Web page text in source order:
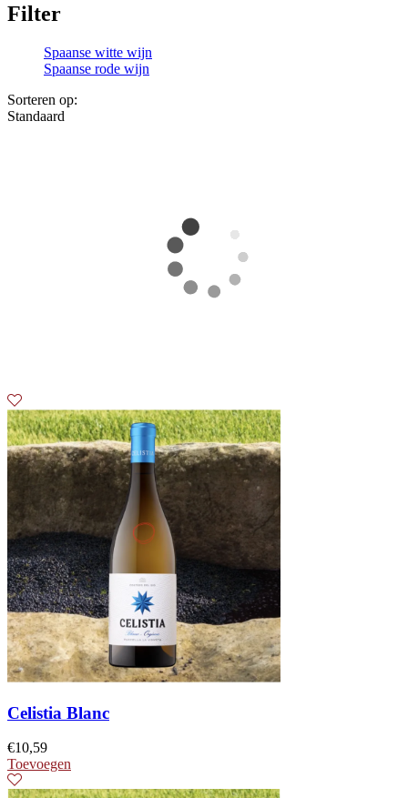
Filter
Spaanse witte wijn
Spaanse rode wijn
Sorteren op:
Standaard
Celistia Blanc
€10,59
Toevoegen